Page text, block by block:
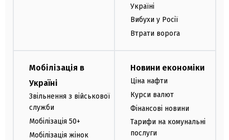
Україні
Вибухи у Росії
Втрати ворога
Мобілізація в
Україні
Звільнення з військової
служби
Мобілізація 50+
Мобілізація жінок
Новини економіки
Ціна нафти
Курси валют
Фінансові новини
Тарифи на комунальні
послуги